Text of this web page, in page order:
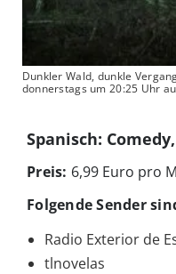
Dunkler Wald, dunkle
donnerstags um 20:25 Uhr
Spanisch:
Preis: 6,99 Euro pro
Folgende Sender
Radio Exterior de
tlnovelas